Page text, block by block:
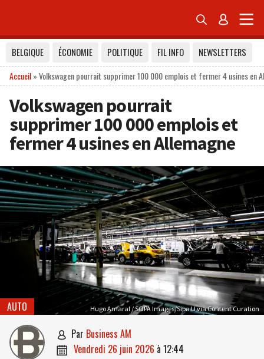
 
BELGIQUE ÉCONOMIE POLITIQUE FIL INFO
NEWSLETTERS
Accueil»Volkswagen pourrait supprimer 100 000 emplois et fermer 4 usines en
Volkswagen pourrait
supprimer 100 000 emplois et
fermer 4 usines en Allemagne
Hugo Amaral / SOPA Images/Sipa U via Content Curation
AUTO
 par Business AM
 vendredi 26 juin 2026 à 12:44